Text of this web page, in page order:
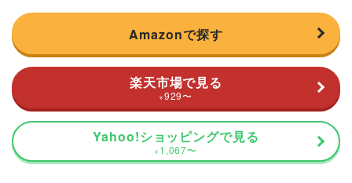
Amazonで探す
楽天市場で見る
¥ 929〜
Yahoo!ショッピングで見る
¥ 1,067〜